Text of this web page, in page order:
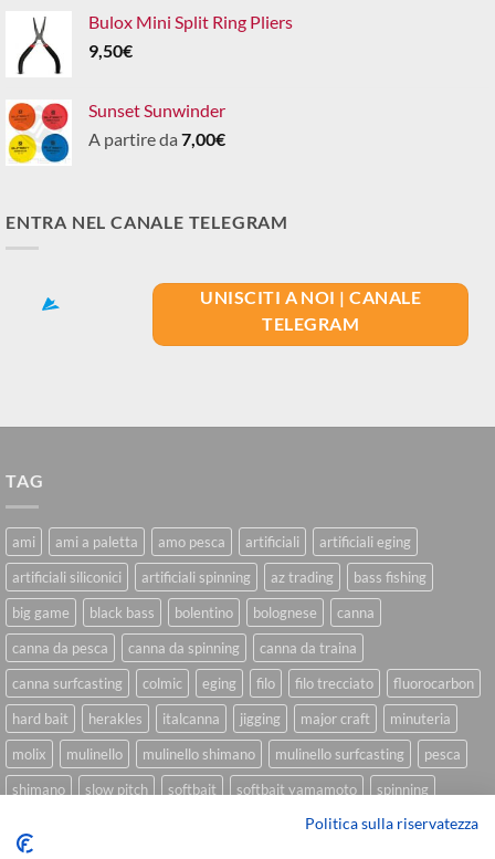
Bulox Mini Split Ring Pliers
9,50€
Sunset Sunwinder
A partire da 7,00€
ENTRA NEL CANALE TELEGRAM
UNISCITI A NOI | CANALE
TELEGRAM
TAG
ami ami a paletta amo pesca artificiali
artificiali eging
artificiali siliconici
artificiali spinning az trading
bass fishing
big game
black bass bolentino bolognese
canna
canna da pesca
canna da spinning
canna da traina
canna surfcasting
colmic eging filo filo trecciato
fluorocarbon
hard bait
herakles italcanna jigging major craft
minuteria
molix
mulinello mulinello shimano mulinello surfcasting
pesca
shimano
slow pitch softbait softbait yamamoto
spinning
trecciato trolling tubertini
Politica sulla riservatezza